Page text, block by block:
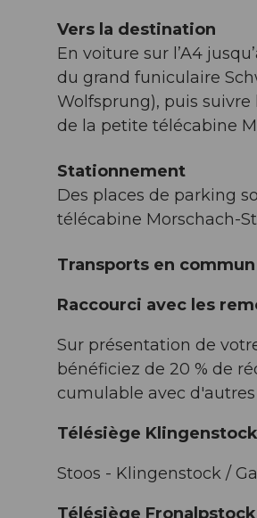
Vers la destination
En voiture sur l’A4
du grand funiculaire
Wolfsprung), puis
de la petite télécabine
Stationnement
Des places de parking
télécabine Morschach-
Transports en commun
Raccourci avec les
Sur présentation de
bénéficiez de 20 % de
cumulable avec
Télésiège Klingenstock
Stoos - Klingenstock /
Télésiège Fronalpstock